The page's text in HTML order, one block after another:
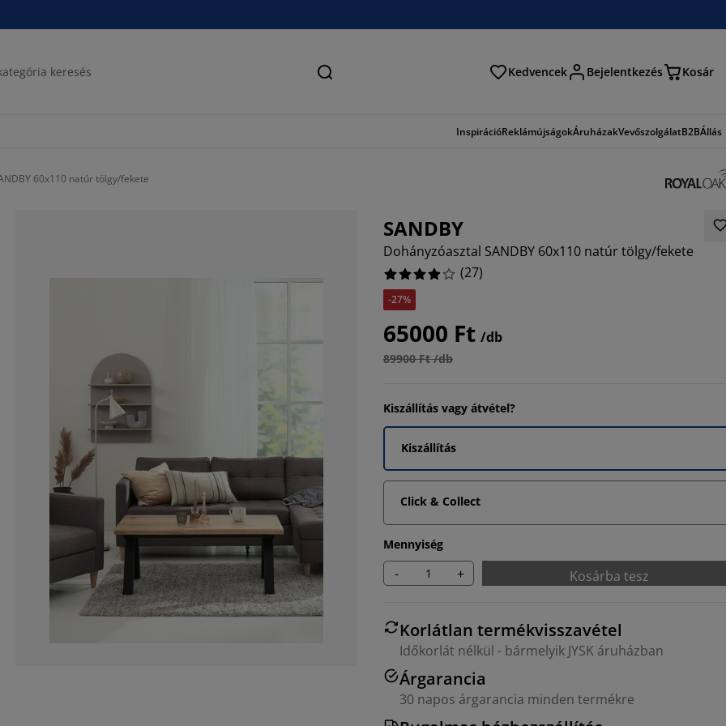
Keresés Kedvencek Bejelentkezés Kosár
InspirációReklámújságokÁruházakVevőszolgálatB2BÁllás
60x110 natúr tölgy/fekete
SANDBY
Dohányzóasztal SANDBY 60x110 natúr tölgy/fekete
(27)
-27%
65000 Ft /db
89900 Ft /db
Kiszállítás vagy átvétel?
Kiszállítás
Click & Collect
Mennyiség
- + Kosárba tesz
Korlátlan termékvisszavétel
Időkorlát nélkül - bármelyik JYSK áruházban
Árgarancia
30 napos árgarancia minden termékre
7.4074074074074066%
7.4074074074074066%
18.51851851851852%